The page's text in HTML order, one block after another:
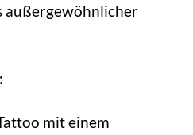
außergewöhnlicher
mit einem